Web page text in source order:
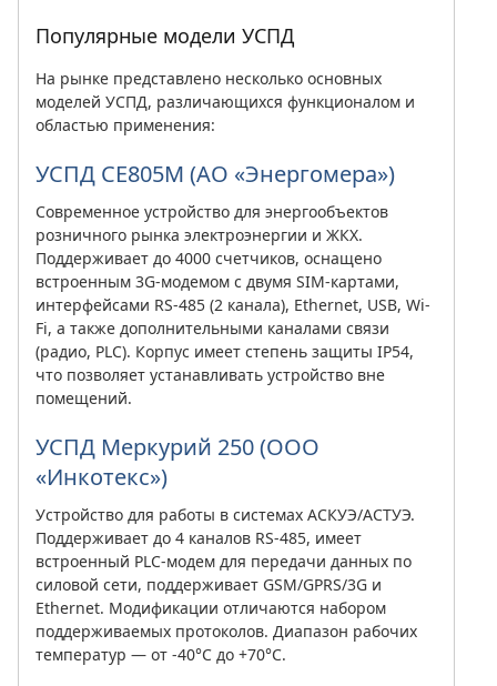
Популярные модели УСПД
На рынке представлено несколько основных
моделей УСПД, различающихся функционалом и
областью применения:
УСПД СЕ805М (АО «Энергомера»)
Современное устройство для энергообъектов
розничного рынка электроэнергии и ЖКХ.
Поддерживает до 4000 счетчиков, оснащено
встроенным 3G-модемом с двумя SIM-картами,
интерфейсами RS-485 (2 канала), Ethernet, USB, Wi-
Fi, а также дополнительными каналами связи
(радио, PLC). Корпус имеет степень защиты IP54,
что позволяет устанавливать устройство вне
помещений.
УСПД Меркурий 250 (ООО
«Инкотекс»)
Устройство для работы в системах АСКУЭ/АСТУЭ.
Поддерживает до 4 каналов RS-485, имеет
встроенный PLC-модем для передачи данных по
силовой сети, поддерживает GSM/GPRS/3G и
Ethernet. Модификации отличаются набором
поддерживаемых протоколов. Диапазон рабочих
температур — от -40°C до +70°C.